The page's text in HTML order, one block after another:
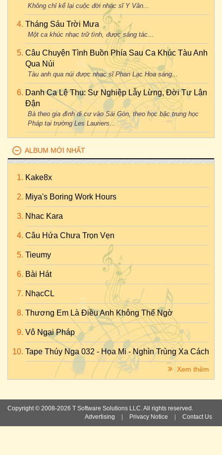
Không chỉ kể lại cuộc đời nhạc sĩ Y Vân...
Tháng Sáu Trời Mưa
Một ca khúc nhạc trữ tình, được sáng tác...
Câu Chuyện Tình Buồn Phía Sau Ca Khúc Tàu Anh
Qua Núi
Tàu anh qua núi được nhạc sĩ Phan Lạc Hoa sáng...
Danh Ca Lệ Thu: Sự Nghiệp Lẫy Lừng, Đời Tư Lận
Đận
Bà theo gia đình di cư vào Sài Gòn, theo học bậc trung học
Pháp tại trường Les Lauriers...
ALBUM MỚI NHẤT
Kake8x
Miya's Boring Work Hours
Nhac Kara
Câu Hứa Chưa Trọn Vẹn
Tieumy
Bài Hát
NhạcCL
Thương Em Là Điều Anh Không Thể Ngờ
Vô Ngại Pháp
Tape Thúy Nga 032 - Họa Mi - Nghìn Trùng Xa Cách
Xem thêm
Copyright © 2008-2026 T Software Solutions LLC. All rights reserved.
Advertising
Privacy Notice Contact Us